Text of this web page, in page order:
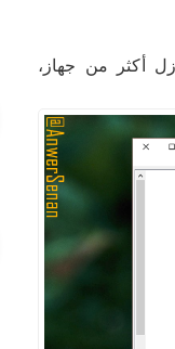
أكثر من جهاز،